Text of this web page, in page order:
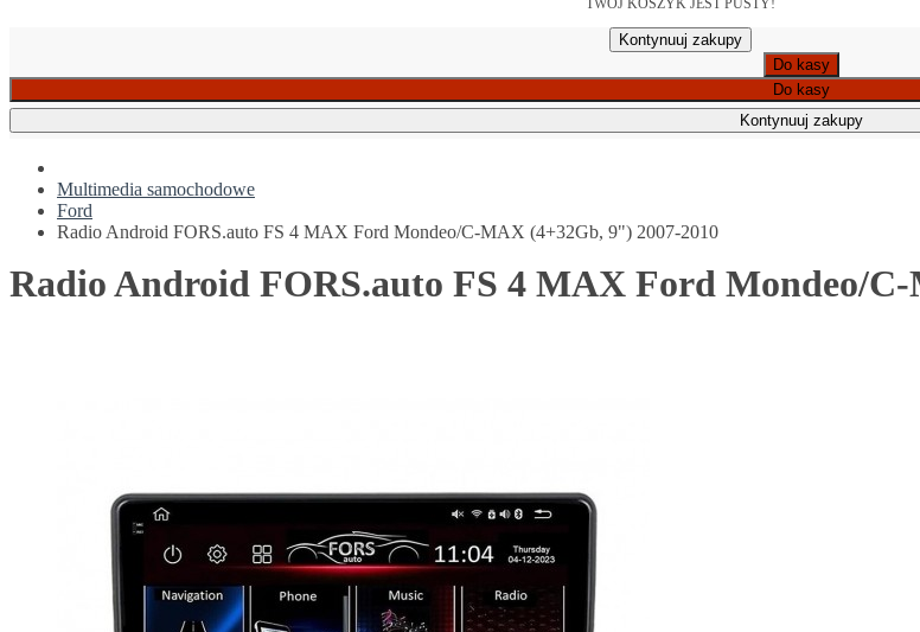
TWÓJ KOSZYK JEST PUSTY!
Kontynuuj zakupy
Do kasy
Do kasy
Kontynuuj zakupy
Multimedia samochodowe
Ford
Radio Android FORS.auto FS 4 MAX Ford Mondeo/C-MAX (4+32Gb, 9") 2007-2010
Radio Android FORS.auto FS 4 MAX Ford Mondeo/